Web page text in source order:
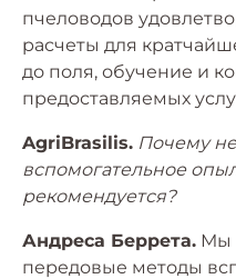
пчеловодов
расчеты для
до поля, обучение и
предоставляемых
AgriBrasilis. Почему
вспомогательное
рекомендуется?
Андреса Беррета. Мы
передовые методы